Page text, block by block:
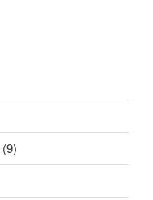
(9)